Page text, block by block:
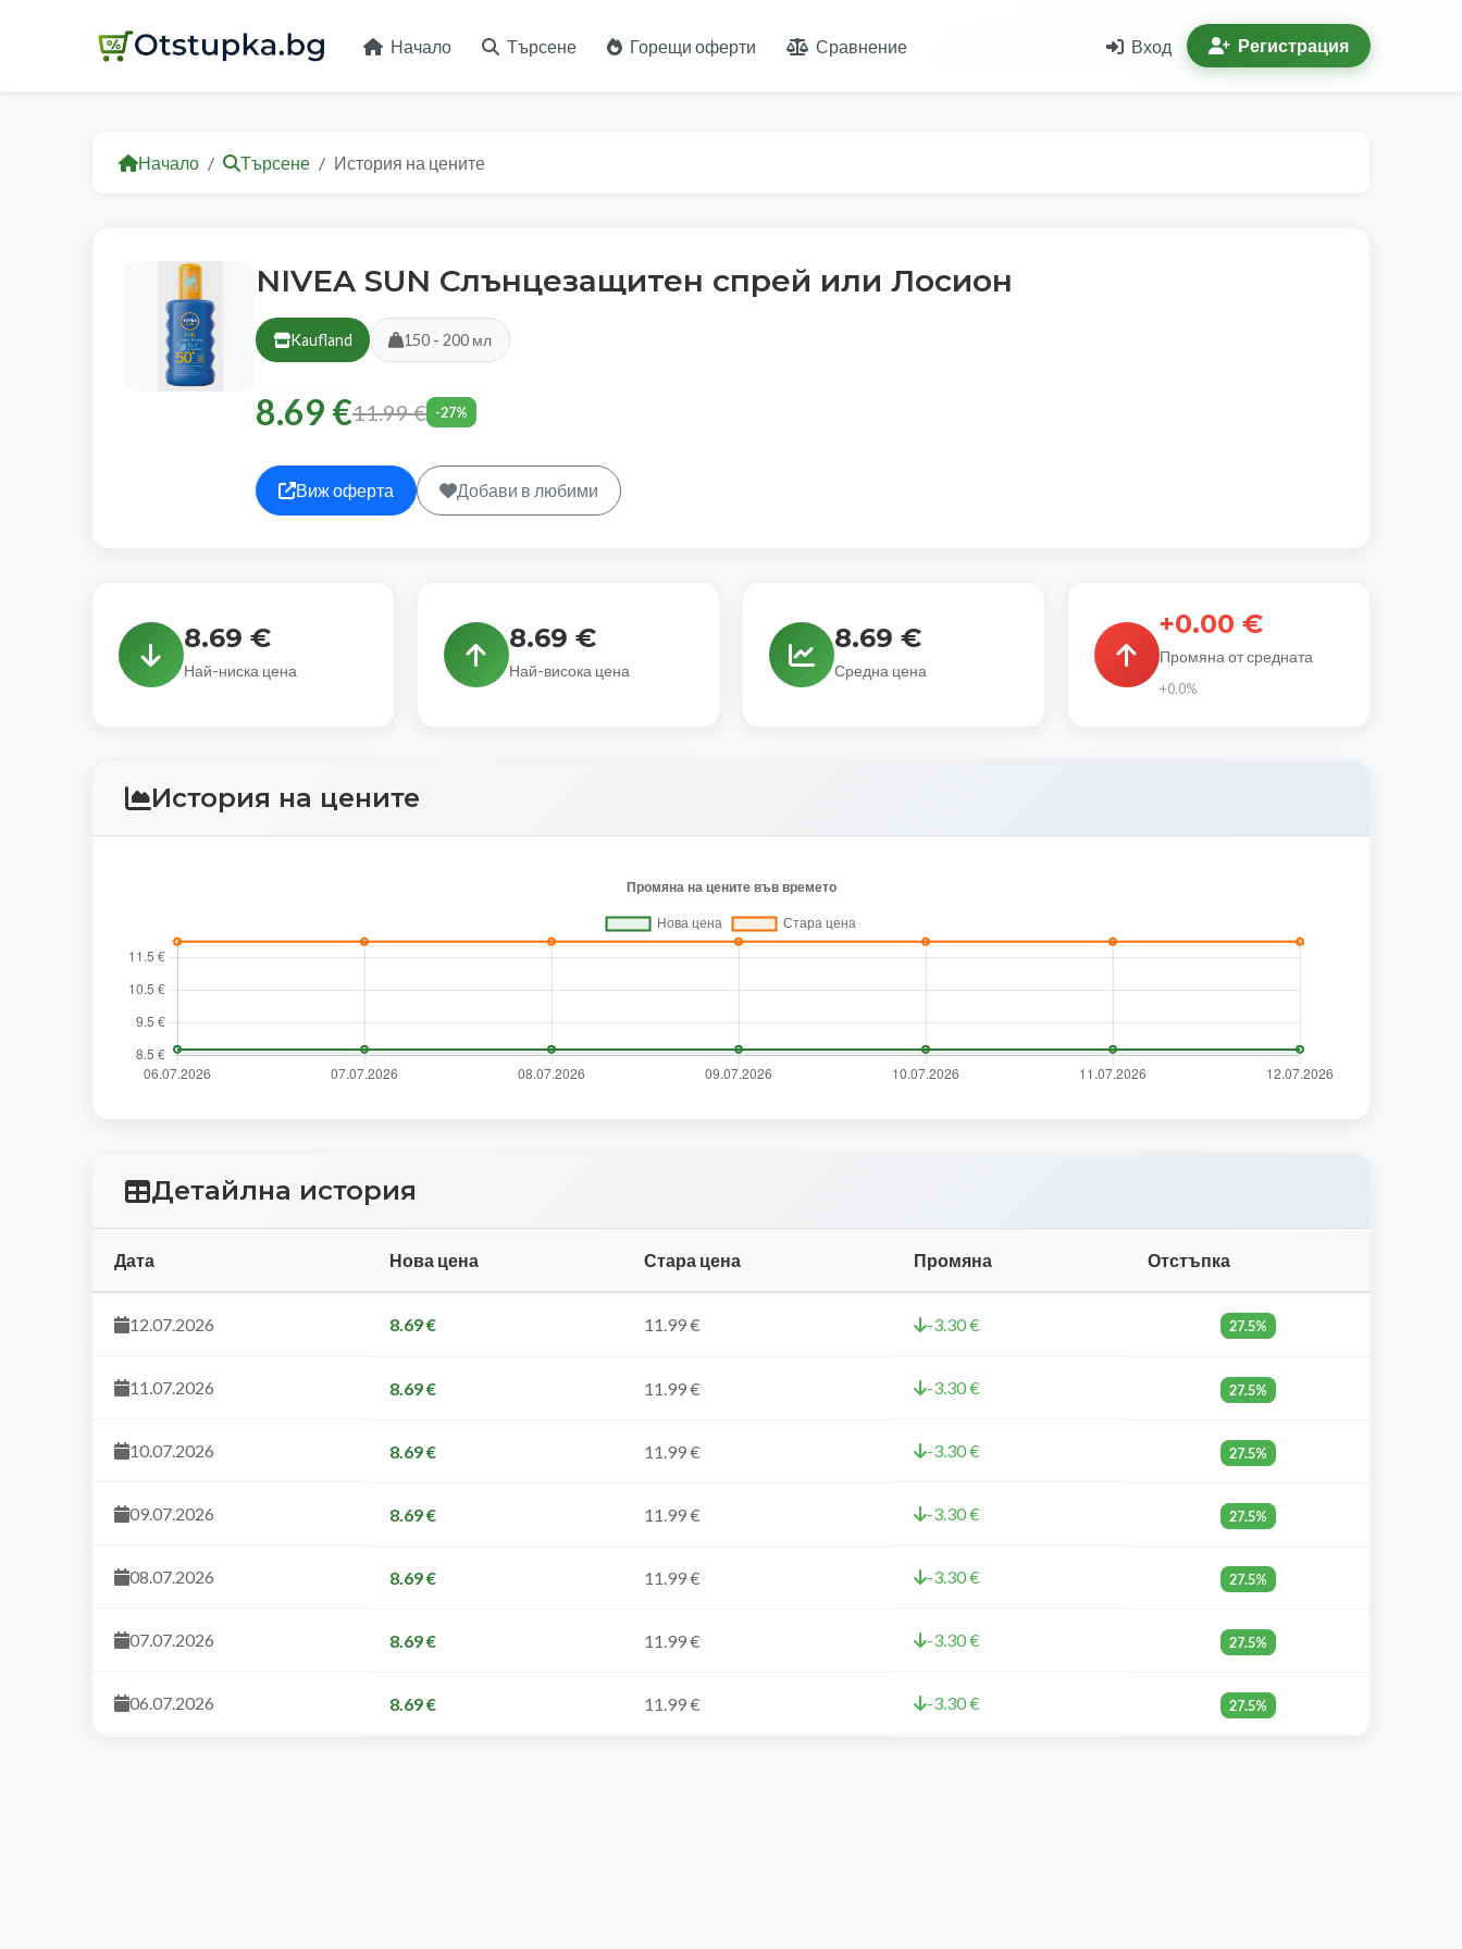
Начало Търсене Горещи оферти Сравнение Вход Регистрация
Начало Търсене История на цените
NIVEA SUN Слънцезащитен спрей или Лосион
Kaufland 150 - 200 мл
8.69 €11.99 € -27%
Виж оферта Добави в любими
8.69 €
Най-ниска цена
8.69 €
Най-висока цена
8.69 €
Средна цена
+0.00 €
Промяна от средната
+0.0%
История на цените
Детайлна история
Дата Нова цена Стара цена Промяна Отстъпка
12.07.2026 8.69 € 11.99 € -3.30 € 27.5%
11.07.2026 8.69 € 11.99 € -3.30 € 27.5%
10.07.2026 8.69 € 11.99 € -3.30 € 27.5%
09.07.2026 8.69 € 11.99 € -3.30 € 27.5%
08.07.2026 8.69 € 11.99 € -3.30 € 27.5%
07.07.2026 8.69 € 11.99 € -3.30 € 27.5%
06.07.2026 8.69 € 11.99 € -3.30 € 27.5%